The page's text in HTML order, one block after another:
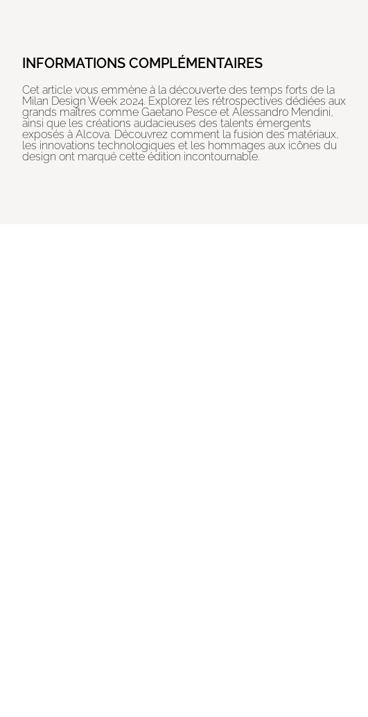
INFORMATIONS COMPLÉMENTAIRES
Cet article vous emmène à la découverte des temps forts de la
Milan Design Week 2024. Explorez les rétrospectives dédiées aux
grands maîtres comme Gaetano Pesce et Alessandro Mendini,
ainsi que les créations audacieuses des talents émergents
exposés à Alcova. Découvrez comment la fusion des matériaux,
les innovations technologiques et les hommages aux icônes du
design ont marqué cette édition incontournable.